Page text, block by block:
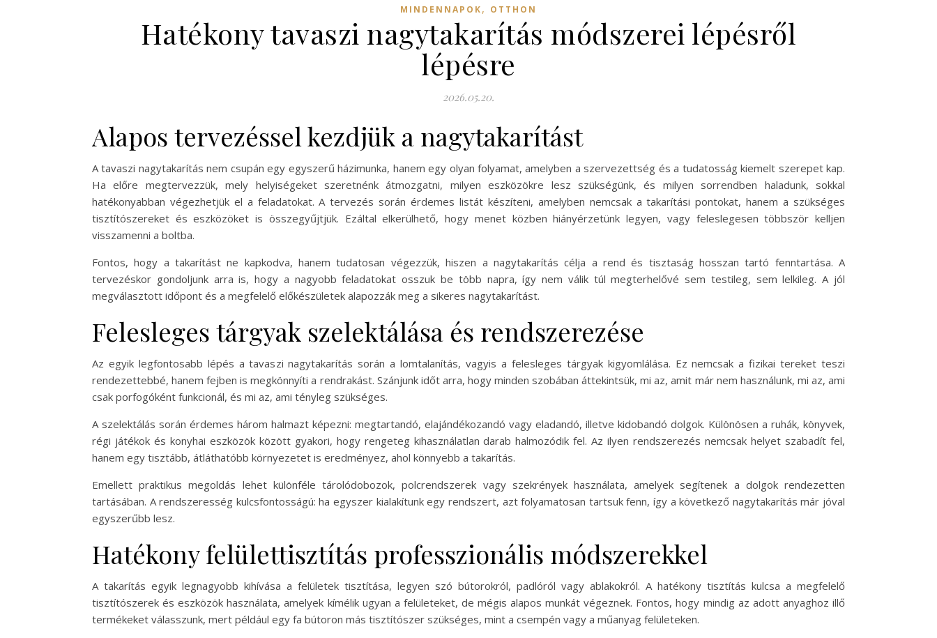
MINDENNAPOK, OTTHON
Hatékony tavaszi nagytakarítás módszerei lépésről
lépésre
2026.05.20.
Alapos tervezéssel kezdjük a nagytakarítást
A tavaszi nagytakarítás nem csupán egy egyszerű házimunka, hanem egy olyan folyamat, amelyben a szervezettség és a tudatosság kiemelt szerepet kap.
Ha előre megtervezzük, mely helyiségeket szeretnénk átmozgatni, milyen eszközökre lesz szükségünk, és milyen sorrendben haladunk, sokkal
hatékonyabban végezhetjük el a feladatokat. A tervezés során érdemes listát készíteni, amelyben nemcsak a takarítási pontokat, hanem a szükséges
tisztítószereket és eszközöket is összegyűjtjük. Ezáltal elkerülhető, hogy menet közben hiányérzetünk legyen, vagy feleslegesen többször kelljen
visszamenni a boltba.
Fontos, hogy a takarítást ne kapkodva, hanem tudatosan végezzük, hiszen a nagytakarítás célja a rend és tisztaság hosszan tartó fenntartása. A
tervezéskor gondoljunk arra is, hogy a nagyobb feladatokat osszuk be több napra, így nem válik túl megterhelővé sem testileg, sem lelkileg. A jól
megválasztott időpont és a megfelelő előkészületek alapozzák meg a sikeres nagytakarítást.
Felesleges tárgyak szelektálása és rendszerezése
Az egyik legfontosabb lépés a tavaszi nagytakarítás során a lomtalanítás, vagyis a felesleges tárgyak kigyomlálása. Ez nemcsak a fizikai tereket teszi
rendezettebbé, hanem fejben is megkönnyíti a rendrakást. Szánjunk időt arra, hogy minden szobában áttekintsük, mi az, amit már nem használunk, mi az, ami
csak porfogóként funkcionál, és mi az, ami tényleg szükséges.
A szelektálás során érdemes három halmazt képezni: megtartandó, elajándékozandó vagy eladandó, illetve kidobandó dolgok. Különösen a ruhák, könyvek,
régi játékok és konyhai eszközök között gyakori, hogy rengeteg kihasználatlan darab halmozódik fel. Az ilyen rendszerezés nemcsak helyet szabadít fel,
hanem egy tisztább, átláthatóbb környezetet is eredményez, ahol könnyebb a takarítás.
Emellett praktikus megoldás lehet különféle tárolódobozok, polcrendszerek vagy szekrények használata, amelyek segítenek a dolgok rendezetten
tartásában. A rendszeresség kulcsfontosságú: ha egyszer kialakítunk egy rendszert, azt folyamatosan tartsuk fenn, így a következő nagytakarítás már jóval
egyszerűbb lesz.
Hatékony felülettisztítás professzionális módszerekkel
A takarítás egyik legnagyobb kihívása a felületek tisztítása, legyen szó bútorokról, padlóról vagy ablakokról. A hatékony tisztítás kulcsa a megfelelő
tisztítószerek és eszközök használata, amelyek kímélik ugyan a felületeket, de mégis alapos munkát végeznek. Fontos, hogy mindig az adott anyaghoz illő
termékeket válasszunk, mert például egy fa bútoron más tisztítószer szükséges, mint a csempén vagy a műanyag felületeken.